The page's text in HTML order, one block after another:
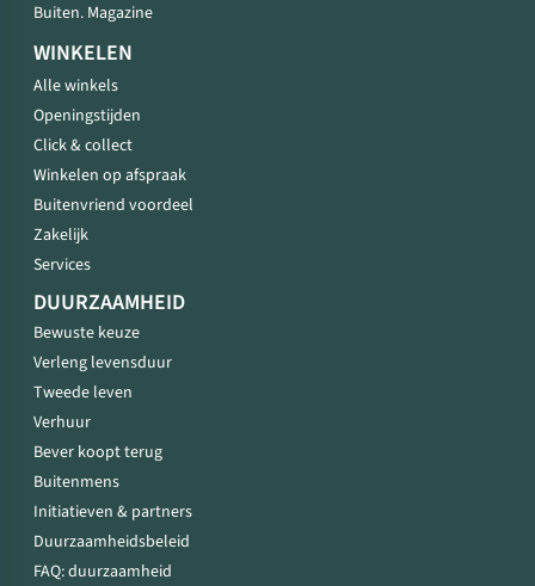
Buiten. Magazine
WINKELEN
Alle winkels
Openingstijden
Click & collect
Winkelen op afspraak
Buitenvriend voordeel
Zakelijk
Services
DUURZAAMHEID
Bewuste keuze
Verleng levensduur
Tweede leven
Verhuur
Bever koopt terug
Buitenmens
Initiatieven & partners
Duurzaamheidsbeleid
FAQ: duurzaamheid